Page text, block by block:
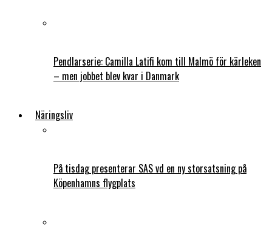
Pendlarserie: Camilla Latifi kom till Malmö för kärleken
– men jobbet blev kvar i Danmark
Näringsliv
På tisdag presenterar SAS vd en ny storsatsning på
Köpenhamns flygplats